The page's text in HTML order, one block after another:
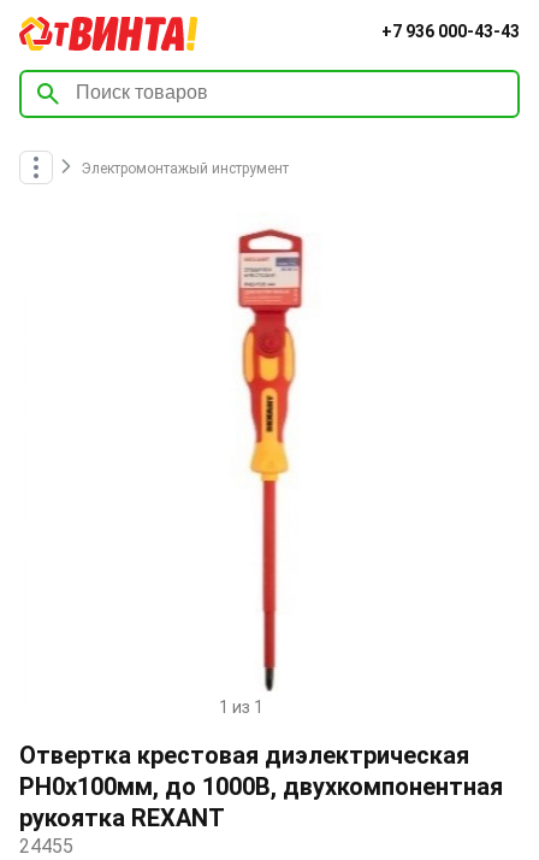
+7 936 000-43-43
Электромонтажый инструмент
1
of
1
1 из 1
Отвертка крестовая диэлектрическая
PH0х100мм, до 1000В, двухкомпонентная
рукоятка REXANT
24455